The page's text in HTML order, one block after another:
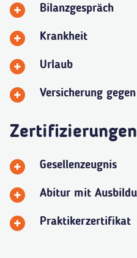
Bilanzgespräch
Krankheit
Urlaub
Versicherung
Gesellenzeugnis
Abitur mit
Praktikerzertifikat